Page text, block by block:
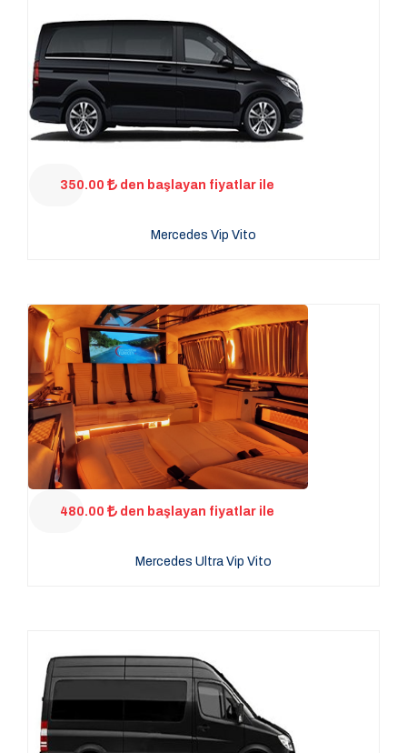
350.00 den başlayan fiyatlar ile
Mercedes Vip Vito
480.00 den başlayan fiyatlar ile
Mercedes Ultra Vip Vito